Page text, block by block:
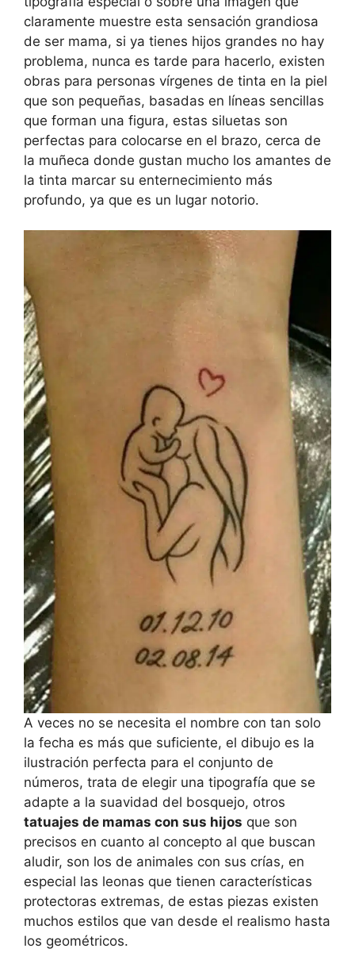
claramente muestre esta sensación grandiosa
de ser mama, si ya tienes hijos grandes no hay
problema, nunca es tarde para hacerlo, existen
obras para personas vírgenes de tinta en la piel
que son pequeñas, basadas en líneas sencillas
que forman una figura, estas siluetas son
perfectas para colocarse en el brazo, cerca de
la muñeca donde gustan mucho los amantes de
la tinta marcar su enternecimiento más
profundo, ya que es un lugar notorio.
A veces no se necesita el nombre con tan solo
la fecha es más que suficiente, el dibujo es la
ilustración perfecta para el conjunto de
números, trata de elegir una tipografía que se
adapte a la suavidad del bosquejo, otros
tatuajes de mamas con sus hijos que son
precisos en cuanto al concepto al que buscan
aludir, son los de animales con sus crías, en
especial las leonas que tienen características
protectoras extremas, de estas piezas existen
muchos estilos que van desde el realismo hasta
los geométricos.